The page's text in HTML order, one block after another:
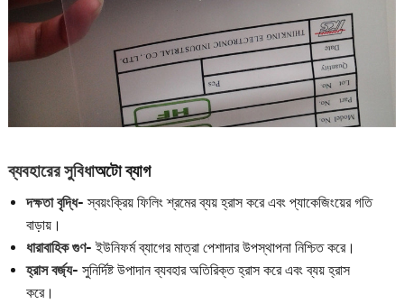
ব্যবহারের সুবিধাঅটো ব্যাগ
দক্ষতা বৃদ্ধি- স্বয়ংক্রিয় ফিলিং শ্রমের ব্যয় হ্রাস করে এবং প্যাকেজিংয়ের গতি
বাড়ায়।
ধারাবাহিক গুণ- ইউনিফর্ম ব্যাগের মাত্রা পেশাদার উপস্থাপনা নিশ্চিত করে।
হ্রাস বর্জ্য- সুনির্দিষ্ট উপাদান ব্যবহার অতিরিক্ত হ্রাস করে এবং ব্যয় হ্রাস
করে।